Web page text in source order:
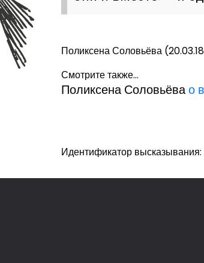
Поликсена Соловьёва
Смотрите также...
Поликсена Соловьёвао
Идентификатор